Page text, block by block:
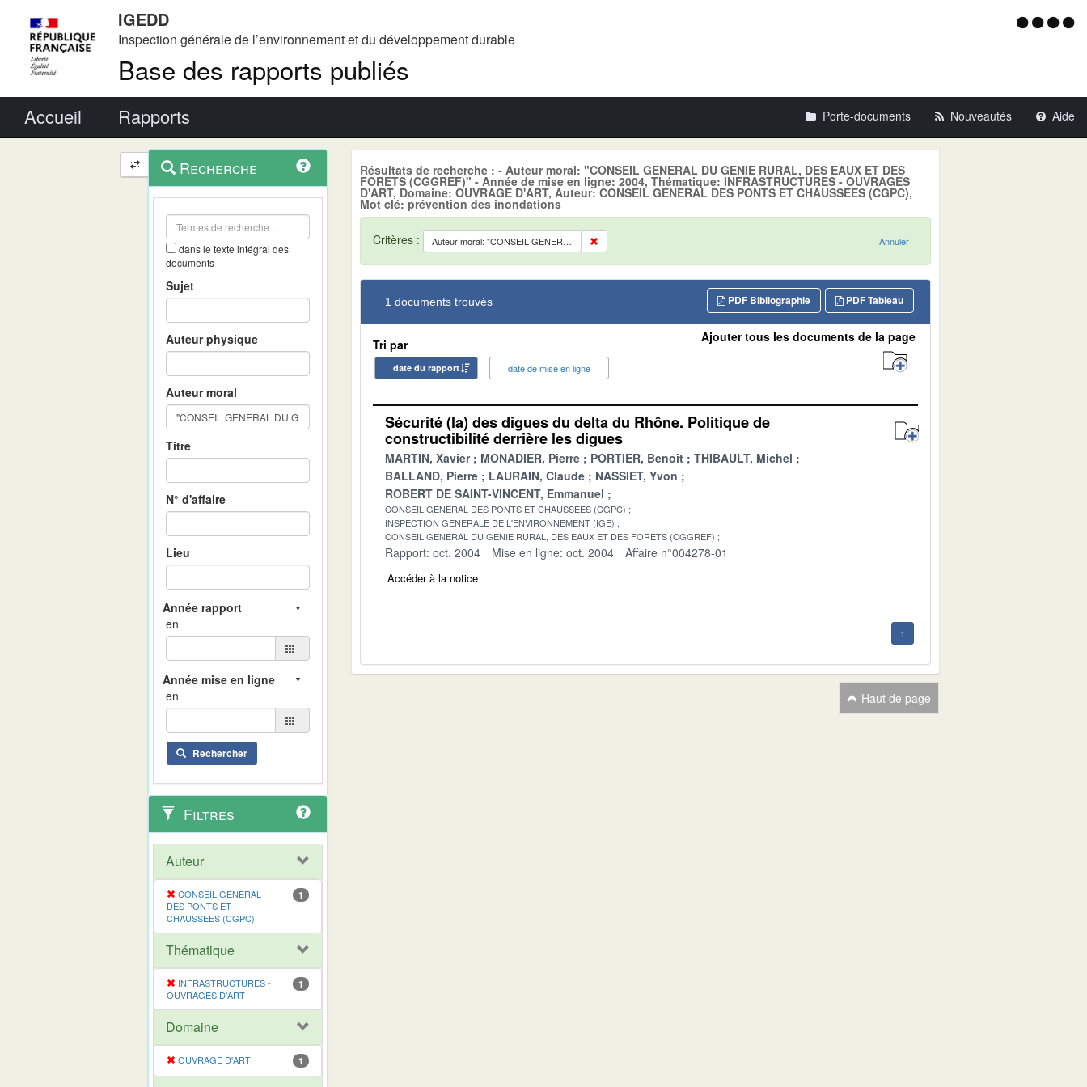
IGEDD
Inspection générale de l’environnement et du développement durable
Base des rapports publiés
Menu
Accueil Rapports Porte-documents Nouveautés Aide
Navigation
et
outils
contextuel
Recherche
dans le texte intégral des
documents
Sujet
Auteur physique
Auteur moral
Titre
N° d'affaire
Lieu
en
en
Rechercher
Filtres
Auteur
CONSEIL GENERAL
DES PONTS ET
CHAUSSEES (CGPC)
1
Thématique
INFRASTRUCTURES -
OUVRAGES D'ART
1
Domaine
OUVRAGE D'ART 1
Résultats de recherche : - Auteur moral: "CONSEIL GENERAL DU GENIE RURAL, DES EAUX ET DES
FORETS (CGGREF)" - Année de mise en ligne: 2004, Thématique: INFRASTRUCTURES - OUVRAGES
D'ART, Domaine: OUVRAGE D'ART, Auteur: CONSEIL GENERAL DES PONTS ET CHAUSSEES (CGPC),
Mot clé: prévention des inondations
Critères : Auteur moral: "CONSEIL GENERAL DU GENIE RURAL, DES EAUX ET DES FORETS (CGGREF)" Annuler
1 documents trouvés PDF Tableau
PDF Bibliographie
Tri par
date du rapport date de mise en ligne
Ajouter tous les documents de la page
Sécurité (la) des digues du delta du Rhône. Politique de
constructibilité derrière les digues
MARTIN, Xavier MONADIER, Pierre PORTIER, Benoît
THIBAULT, Michel
BALLAND, Pierre
LAURAIN, Claude
NASSIET, Yvon
ROBERT DE SAINT-VINCENT, Emmanuel
CONSEIL GENERAL DES PONTS ET CHAUSSEES (CGPC)
INSPECTION GENERALE DE L'ENVIRONNEMENT (IGE)
CONSEIL GENERAL DU GENIE RURAL, DES EAUX ET DES FORETS (CGGREF)
Rapport: oct. 2004 Mise en ligne: oct. 2004 Affaire n°004278-01
Accéder à la notice
1
Haut de page